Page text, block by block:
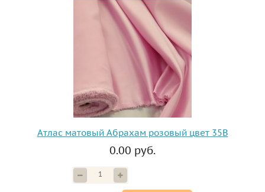
Атлас матовый Абрахам розовый цвет 35B
0.00 руб.